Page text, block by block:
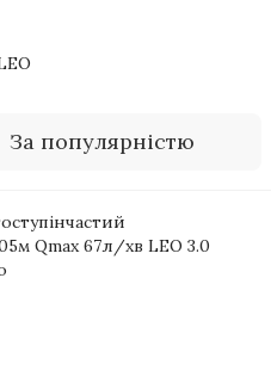
За популярністю